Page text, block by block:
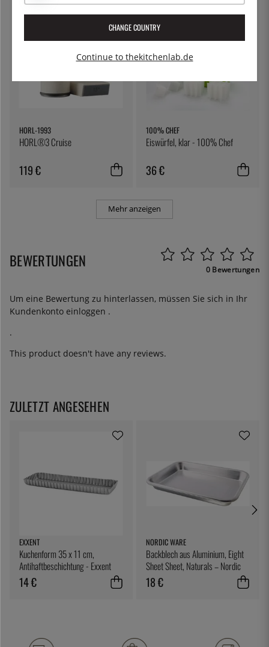
HORL-1993
HORL®3 Cruise
119 €
100% CHEF
Eiswürfel, klar - 100% Chef
36 €
Mehr anzeigen
BEWERTUNGEN 0 Bewertungen
Um eine Bewertung zu hinterlassen, müssen Sie sich in Ihr
Kundenkonto einloggen .
.
This product doesn't have any reviews.
ZULETZT ANGESEHEN
EXXENT
Kuchenform 35 x 11 cm,
Antihaftbeschichtung - Exxent
14 €
NORDIC WARE
Backblech aus Aluminium, Eight
Sheet Sheet, Naturals – Nordic
Ware
18 €
CHANGE COUNTRY
Continue to thekitchenlab.de